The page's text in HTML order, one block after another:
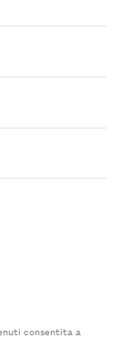
consentita a